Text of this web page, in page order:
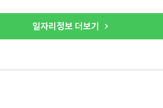
일자리정보 더보기